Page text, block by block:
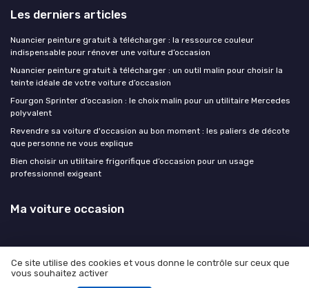
Les derniers articles
Nuancier peinture gratuit à télécharger : la ressource couleur
indispensable pour rénover une voiture d’occasion
Nuancier peinture gratuit à télécharger : un outil malin pour choisir la
teinte idéale de votre voiture d’occasion
Fourgon Sprinter d’occasion : le choix malin pour un utilitaire Mercedes
polyvalent
Revendre sa voiture d'occasion au bon moment : les paliers de décote
que personne ne vous explique
Bien choisir un utilitaire frigorifique d’occasion pour un usage
professionnel exigeant
Ma voiture occasion
Mentions légales
Ce site utilise des cookies et vous donne le contrôle sur ceux que
vous souhaitez activer